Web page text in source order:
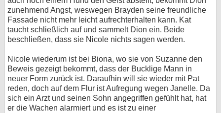
zunehmend Angst, weswegen Brayden seine freundliche
Fassade nicht mehr leicht aufrechterhalten kann. Kat
taucht schließlich auf und sammelt Dion ein. Beide
beschließen, dass sie Nicole nichts sagen werden.
Nicole wiederum ist bei Biona, wo sie von Suzanne den
Beweis gezeigt bekommt, dass der Bucklige Mann in
neuer Form zurück ist. Daraufhin will sie wieder mit Pat
reden, doch auf dem Flur ist Aufregung wegen Janelle. Da
sich ein Arzt und seinen Sohn angegriffen gefühlt hat, hat
er die Wachen alarmiert und es ist zu einer